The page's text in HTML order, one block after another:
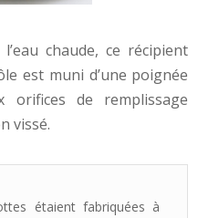
chaude, ce récipient
est muni d’une poignée
de remplissage
vissé.
étaient fabriquées à